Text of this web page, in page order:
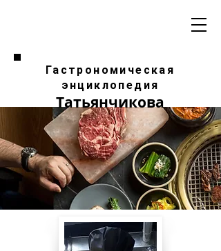
Гастрономическая
энциклопедия
Татьянчикова